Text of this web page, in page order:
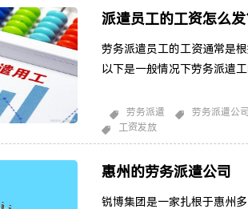
持
派遣员工的工资怎么发
劳务派遣员工的工资通常是
以下是一般情况下劳务派遣
派遣公司通常会在雇佣合同
付周期和其他相关的待遇信
期发放，比如每周、每两周
质和
劳务派遣
劳务派遣公司
工资发放
惠州的劳务派遣公司
锐博集团是一家扎根于惠州